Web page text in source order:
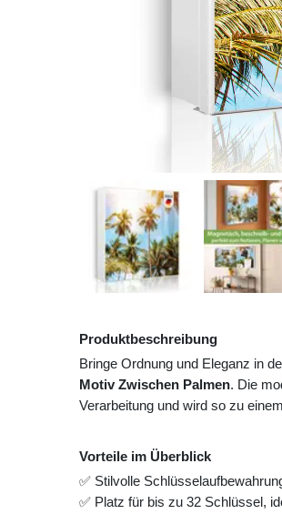
Produktbeschreibung
Bringe Ordnung und Eleganz in
Motiv Zwischen Palmen. Die
Verarbeitung und wird so zu
Vorteile im Überblick
✅ Stilvolle
✅ Platz für bis zu 32 Schlüssel,